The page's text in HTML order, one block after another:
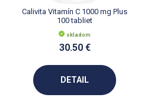
Calivita Vitamín C 1000 mg Plus
100 tabliet
skladom
30.50 €
DETAIL